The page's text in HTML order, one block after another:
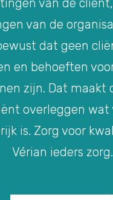
van de
van de
dat geen
en behoeften
zijn. Dat maakt
overleggen wat
is. Zorg voor
Vérian ieders zorg.